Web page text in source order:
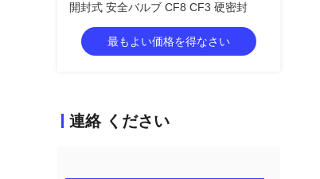
開封式 安全バルブ CF8 CF3 硬密封
最もよい価格を得なさい
連絡 ください